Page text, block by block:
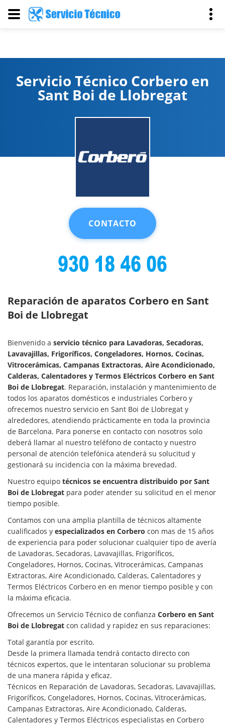
Servicio Técnico Corbero en
Sant Boi de Llobregat
CONTACTO
Reparación de aparatos Corbero en Sant
Boi de Llobregat
Bienvenido a servicio técnico para Lavadoras, Secadoras,
Lavavajillas, Frigoríficos, Congeladores, Hornos, Cocinas,
Vitrocerámicas, Campanas Extractoras, Aire Acondicionado,
Calderas, Calentadores y Termos Eléctricos Corbero en Sant
Boi de Llobregat. Reparación, instalación y mantenimiento de
todos los aparatos domésticos e industriales Corbero y
ofrecemos nuestro servicio en Sant Boi de Llobregat y
alrededores, atendiendo prácticamente en toda la provincia
de Barcelona. Para ponerse en contacto con nosotros solo
deberá llamar al nuestro teléfono de contacto y nuestro
personal de atención telefónica atenderá su solucitud y
gestionará su incidencia con la máxima brevedad.
Nuestro equipo técnicos se encuentra distribuido por Sant
Boi de Llobregat para poder atender su solicitud en el menor
tiempo posible.
Contamos con una amplia plantilla de técnicos altamente
cualificados y especializados en Corbero con mas de 15 años
de experiencia para poder solucionar cualquier tipo de avería
de Lavadoras, Secadoras, Lavavajillas, Frigoríficos,
Congeladores, Hornos, Cocinas, Vitrocerámicas, Campanas
Extractoras, Aire Acondicionado, Calderas, Calentadores y
Termos Eléctricos Corbero en en menor tiempo posible y con
la máxima eficacia.
Ofrecemos un Servicio Técnico de confianza Corbero en Sant
Boi de Llobregat con calidad y rapidez en sus reparaciones:
Total garantía por escrito.
Desde la primera llamada tendrá contacto directo con
técnicos expertos, que le intentaran solucionar su problema
de una manera rápida y eficaz.
Técnicos en Reparación de Lavadoras, Secadoras, Lavavajillas,
Frigoríficos, Congeladores, Hornos, Cocinas, Vitrocerámicas,
Campanas Extractoras, Aire Acondicionado, Calderas,
Calentadores y Termos Eléctricos especialistas en Corbero